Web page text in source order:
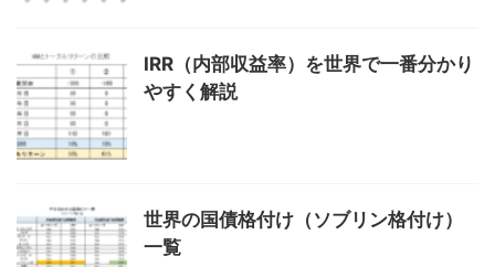
IRR（内部収益率）を世界で一番分かり
やすく解説
世界の国債格付け（ソブリン格付け）
一覧